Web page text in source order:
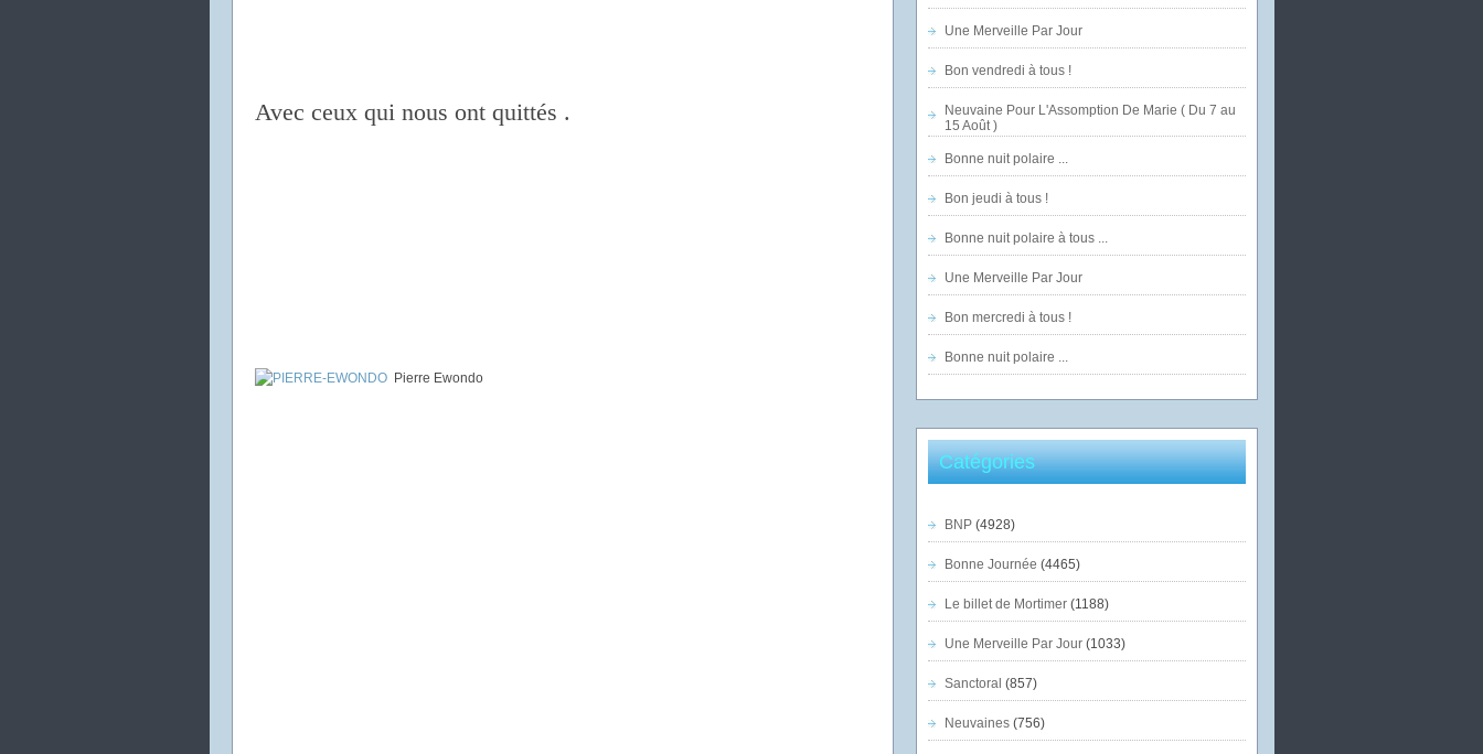
Avec ceux qui nous ont quittés .
Pierre Ewondo
Une Merveille Par Jour
Bon vendredi à tous !
Neuvaine Pour L'Assomption De Marie ( Du 7 au
15 Août )
Bonne nuit polaire ...
Bon jeudi à tous !
Bonne nuit polaire à tous ...
Une Merveille Par Jour
Bon mercredi à tous !
Bonne nuit polaire ...
Catégories
BNP(4928)
Bonne Journée (4465)
Le billet de Mortimer(1188)
Une Merveille Par Jour(1033)
Sanctoral (857)
Neuvaines(756)